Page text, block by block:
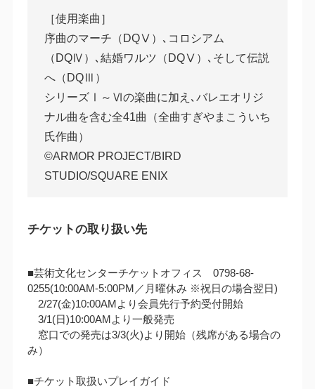
［使用楽曲］
序曲のマーチ（DQⅤ）､コロシアム
（DQⅣ）､結婚ワルツ（DQⅤ）､そして伝説
へ（DQⅢ）
シリーズⅠ～Ⅵの楽曲に加え､バレエオリジ
ナル曲を含む全41曲（全曲すぎやまこういち
氏作曲）
©ARMOR PROJECT/BIRD
STUDIO/SQUARE ENIX
チケットの取り扱い先
■芸術文化センターチケットオフィス 0798-68-
0255(10:00AM‐5:00PM／月曜休み ※祝日の場合翌日)
2/27(金)10:00AMより会員先行予約受付開始
3/1(日)10:00AMより一般発売
窓口での発売は3/3(火)より開始（残席がある場合の
み）
■チケット取扱いプレイガイド